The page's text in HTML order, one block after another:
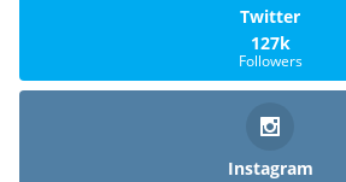
Twitter
127k
Followers
Instagram